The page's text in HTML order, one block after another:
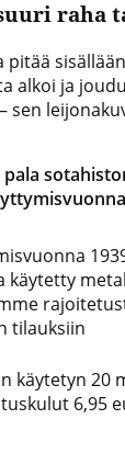
raha
pitää
alkoi ja
sen
käytetty
tilauksiin
käytetyn 20
6,95